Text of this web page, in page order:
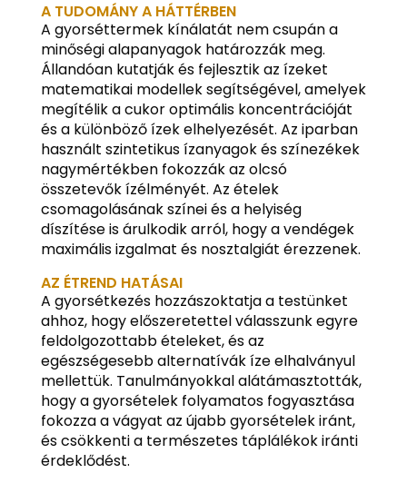
A TUDOMÁNY A HÁTTÉRBEN
A gyorséttermek kínálatát nem csupán a
minőségi alapanyagok határozzák meg.
Állandóan kutatják és fejlesztik az ízeket
matematikai modellek segítségével, amelyek
megítélik a cukor optimális koncentrációját
és a különböző ízek elhelyezését. Az iparban
használt szintetikus ízanyagok és színezékek
nagymértékben fokozzák az olcsó
összetevők ízélményét. Az ételek
csomagolásának színei és a helyiség
díszítése is árulkodik arról, hogy a vendégek
maximális izgalmat és nosztalgiát érezzenek.
AZ ÉTREND HATÁSAI
A gyorsétkezés hozzászoktatja a testünket
ahhoz, hogy előszeretettel válasszunk egyre
feldolgozottabb ételeket, és az
egészségesebb alternatívák íze elhalványul
mellettük. Tanulmányokkal alátámasztották,
hogy a gyorsételek folyamatos fogyasztása
fokozza a vágyat az újabb gyorsételek iránt,
és csökkenti a természetes táplálékok iránti
érdeklődést.